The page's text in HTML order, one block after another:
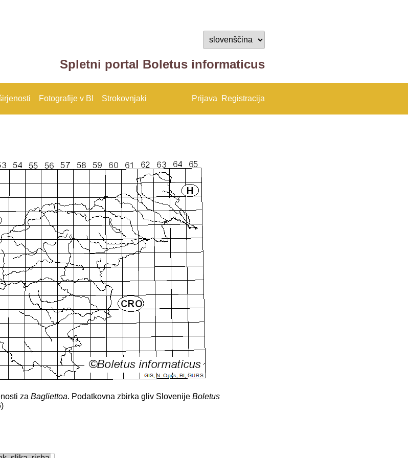
Spletni portal Boletus informaticus
Fotografije v BI Strokovnjaki Prijava Registracija
za Bagliettoa. Podatkovna zbirka gliv Slovenije Boletus